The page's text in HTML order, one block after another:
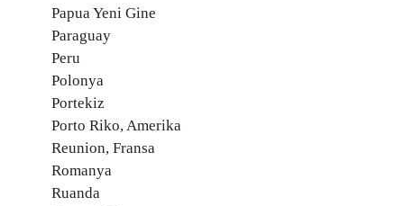
Papua Yeni Gine
Paraguay
Peru
Polonya
Portekiz
Porto Riko, Amerika
Reunion, Fransa
Romanya
Ruanda